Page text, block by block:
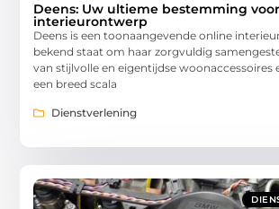
Deens: Uw ultieme bestemming
interieurontwerp
Deens is een toonaangevende online
bekend staat om haar zorgvuldig
van stijlvolle en eigentijdse woonaccessoires
een breed scala
Dienstverlening